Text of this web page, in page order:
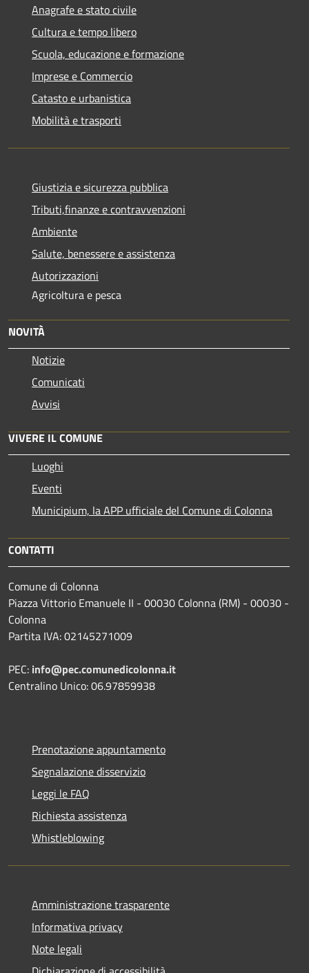
Anagrafe e stato civile
Cultura e tempo libero
Scuola, educazione e formazione
Imprese e Commercio
Catasto e urbanistica
Mobilità e trasporti
Giustizia e sicurezza pubblica
Tributi,finanze e contravvenzioni
Ambiente
Salute, benessere e assistenza
Autorizzazioni
Agricoltura e pesca
NOVITÀ
Notizie
Comunicati
Avvisi
VIVERE IL COMUNE
Luoghi
Eventi
Municipium, la APP ufficiale del Comune di Colonna
CONTATTI
Comune di Colonna
Piazza Vittorio Emanuele II - 00030 Colonna (RM) - 00030 -
Colonna
Partita IVA: 02145271009
PEC: info@pec.comunedicolonna.it
Centralino Unico: 06.97859938
Prenotazione appuntamento
Segnalazione disservizio
Leggi le FAQ
Richiesta assistenza
Whistleblowing
Amministrazione trasparente
Informativa privacy
Note legali